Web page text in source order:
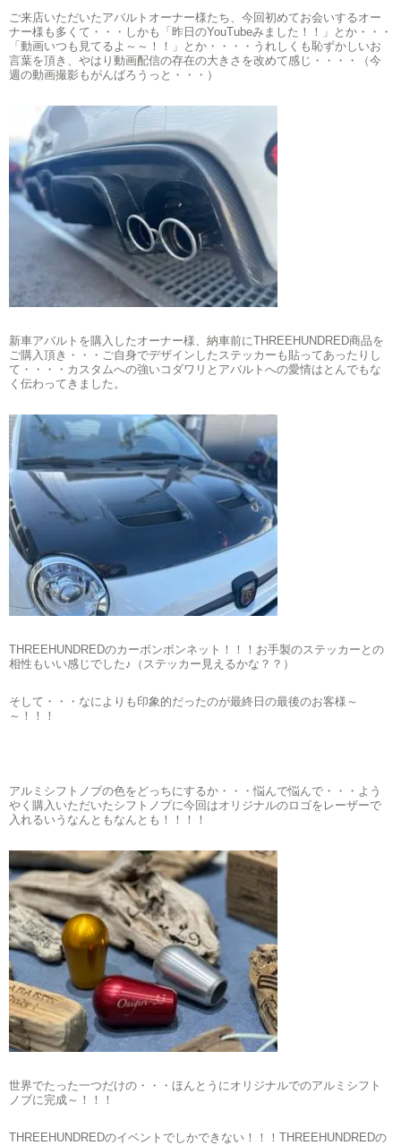
ご来店いただいたアバルトオーナー様たち、今回初めてお会いするオー
ナー様も多くて・・・しかも「昨日のYouTubeみました！！」とか・・・
「動画いつも見てるよ～～！！」とか・・・・うれしくも恥ずかしいお
言葉を頂き、やはり動画配信の存在の大きさを改めて感じ・・・・（今
週の動画撮影もがんばろうっと・・・）
新車アバルトを購入したオーナー様、納車前にTHREEHUNDRED商品を
ご購入頂き・・・ご自身でデザインしたステッカーも貼ってあったりし
て・・・・カスタムへの強いコダワリとアバルトへの愛情はとんでもな
く伝わってきました。
THREEHUNDREDのカーボンボンネット！！！お手製のステッカーとの
相性もいい感じでした♪（ステッカー見えるかな？？）
そして・・・なによりも印象的だったのが最終日の最後のお客様～
～！！！
アルミシフトノブの色をどっちにするか・・・悩んで悩んで・・・よう
やく購入いただいたシフトノブに今回はオリジナルのロゴをレーザーで
入れるいうなんともなんとも！！！！
世界でたった一つだけの・・・ほんとうにオリジナルでのアルミシフト
ノブに完成～！！！
THREEHUNDREDのイベントでしかできない！！！THREEHUNDREDの